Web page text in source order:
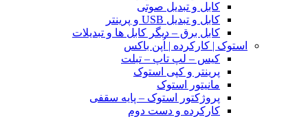
کابل و تبدیل صوتی
کابل و تبدیل USB و پرینتر
کابل برق – دیگر کابل ها و تبدیلات
استوک | کارکرده | اُپن باکس
کیس – لپ تاپ – تبلت
پرینتر و کپی استوک
مانیتور استوک
پروژکتور استوک – پایه سقفی
کارکرده و دست دوم